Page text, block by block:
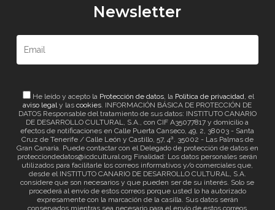
Newsletter
He leído y acepto la Protección de datos, la Política de privacidad, el
aviso legaly lascookies. INFORMACIÓN BÁSICA DE PROTECCIÓN DE
DATOS Responsable del tratamiento de sus datos: INSTITUTO CANARIO
DE DESARROLLO CULTURAL, S.A., con CIF A35077817 y domicilio a
efectos de notificaciones en Calle Puerta Canseco, 49, 2, 38003 - Santa
Cruz de Tenerife / Calle León y Castillo, 57, 4ª. 35002 - Las Palmas de
Gran Canaria. Puede contactar con el Delegado de protección de datos en
protecciondedatos@icdcultural.org Finalidad: Los datos personales serán
utilizados para facilitarle los correos informativos y/o comerciales que,
desde el INSTITUTO CANARIO DE DESARROLLO CULTURAL, S.A.
considere que son necesarios y que pueden ser de su interés. Solo se
procederá al envío de estos correos porque usted lo ha autorizado
expresamente con la marcación de la casilla. Sus datos serán